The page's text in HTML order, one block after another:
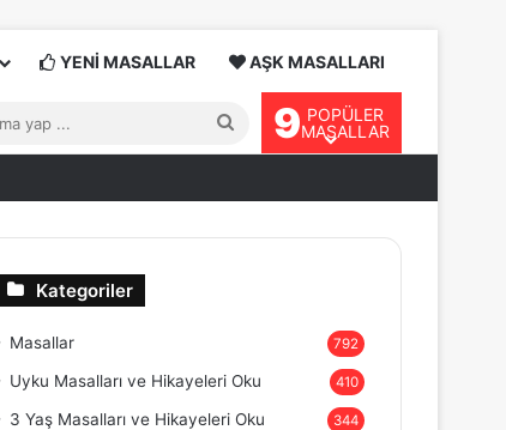
YENİ MASALLAR AŞK MASALLARI
Arama
...
9 POPÜLER
MASALLAR
Kategoriler
Masallar 792
Uyku Masalları ve Hikayeleri Oku 410
3 Yaş Masalları ve Hikayeleri Oku 344